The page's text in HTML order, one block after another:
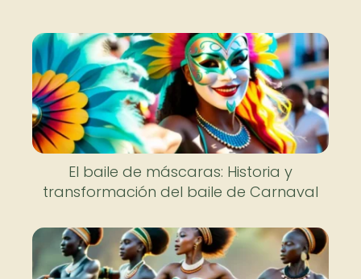
El baile de máscaras: Historia y
transformación del baile de Carnaval